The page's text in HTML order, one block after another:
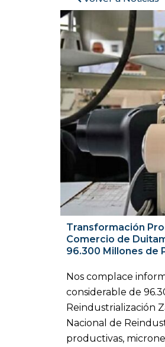
Transformación
Comercio de
96.300 Millones de
Nos complace
considerable de
Reindustrialización
Nacional de
productivas,